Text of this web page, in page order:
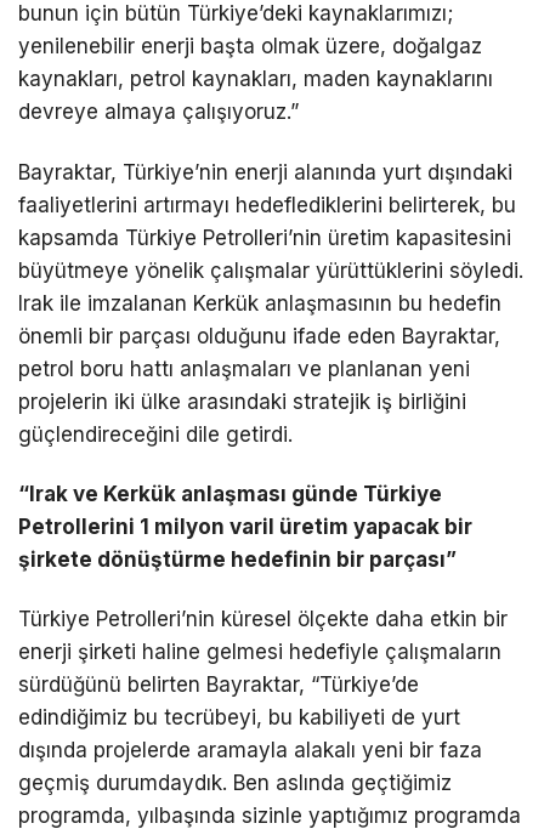
bunun için bütün Türkiye’deki kaynaklarımızı;
yenilenebilir enerji başta olmak üzere, doğalgaz
kaynakları, petrol kaynakları, maden kaynaklarını
devreye almaya çalışıyoruz.”
Bayraktar, Türkiye’nin enerji alanında yurt dışındaki
faaliyetlerini artırmayı hedeflediklerini belirterek, bu
kapsamda Türkiye Petrolleri’nin üretim kapasitesini
büyütmeye yönelik çalışmalar yürüttüklerini söyledi.
Irak ile imzalanan Kerkük anlaşmasının bu hedefin
önemli bir parçası olduğunu ifade eden Bayraktar,
petrol boru hattı anlaşmaları ve planlanan yeni
projelerin iki ülke arasındaki stratejik iş birliğini
güçlendireceğini dile getirdi.
“Irak ve Kerkük anlaşması günde Türkiye
Petrollerini 1 milyon varil üretim yapacak bir
şirkete dönüştürme hedefinin bir parçası”
Türkiye Petrolleri’nin küresel ölçekte daha etkin bir
enerji şirketi haline gelmesi hedefiyle çalışmaların
sürdüğünü belirten Bayraktar, “Türkiye’de
edindiğimiz bu tecrübeyi, bu kabiliyeti de yurt
dışında projelerde aramayla alakalı yeni bir faza
geçmiş durumdaydık. Ben aslında geçtiğimiz
programda, yılbaşında sizinle yaptığımız programda